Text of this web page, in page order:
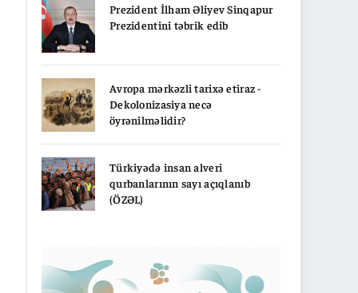
Prezident İlham Əliyev Sinqapur
Prezidentini təbrik edib
Avropa mərkəzli tarixə etiraz -
Dekolonizasiya necə
öyrənilməlidir?
Türkiyədə insan alveri
qurbanlarının sayı açıqlanıb
(ÖZƏL)